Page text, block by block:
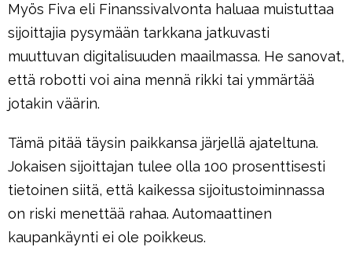
Myös Fiva eli Finanssivalvonta haluaa muistuttaa
sijoittajia pysymään tarkkana jatkuvasti
muuttuvan digitalisuuden maailmassa. He sanovat,
että robotti voi aina mennä rikki tai ymmärtää
jotakin väärin.
Tämä pitää täysin paikkansa järjellä ajateltuna.
Jokaisen sijoittajan tulee olla 100 prosenttisesti
tietoinen siitä, että kaikessa sijoitustoiminnassa
on riski menettää rahaa. Automaattinen
kaupankäynti ei ole poikkeus.